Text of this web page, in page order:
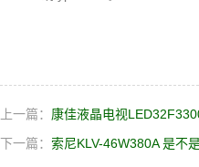
上一篇： 康佳液晶电视
下一篇： 索尼KLV-46W380A 是不